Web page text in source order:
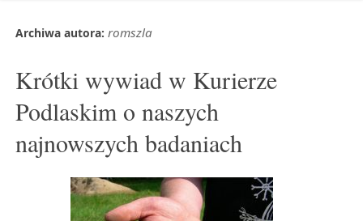
Archiwa autora: romszla
Krótki wywiad w Kurierze
Podlaskim o naszych
najnowszych badaniach